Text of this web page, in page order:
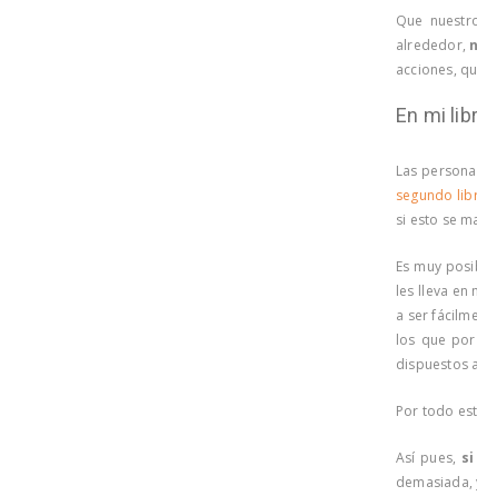
Que
alrededor,
acciones,
En mi
Las
segundo
si esto se
Es muy
les lleva en
a ser
los que
dispuestos
Por todo
Así pues,
demasiada,